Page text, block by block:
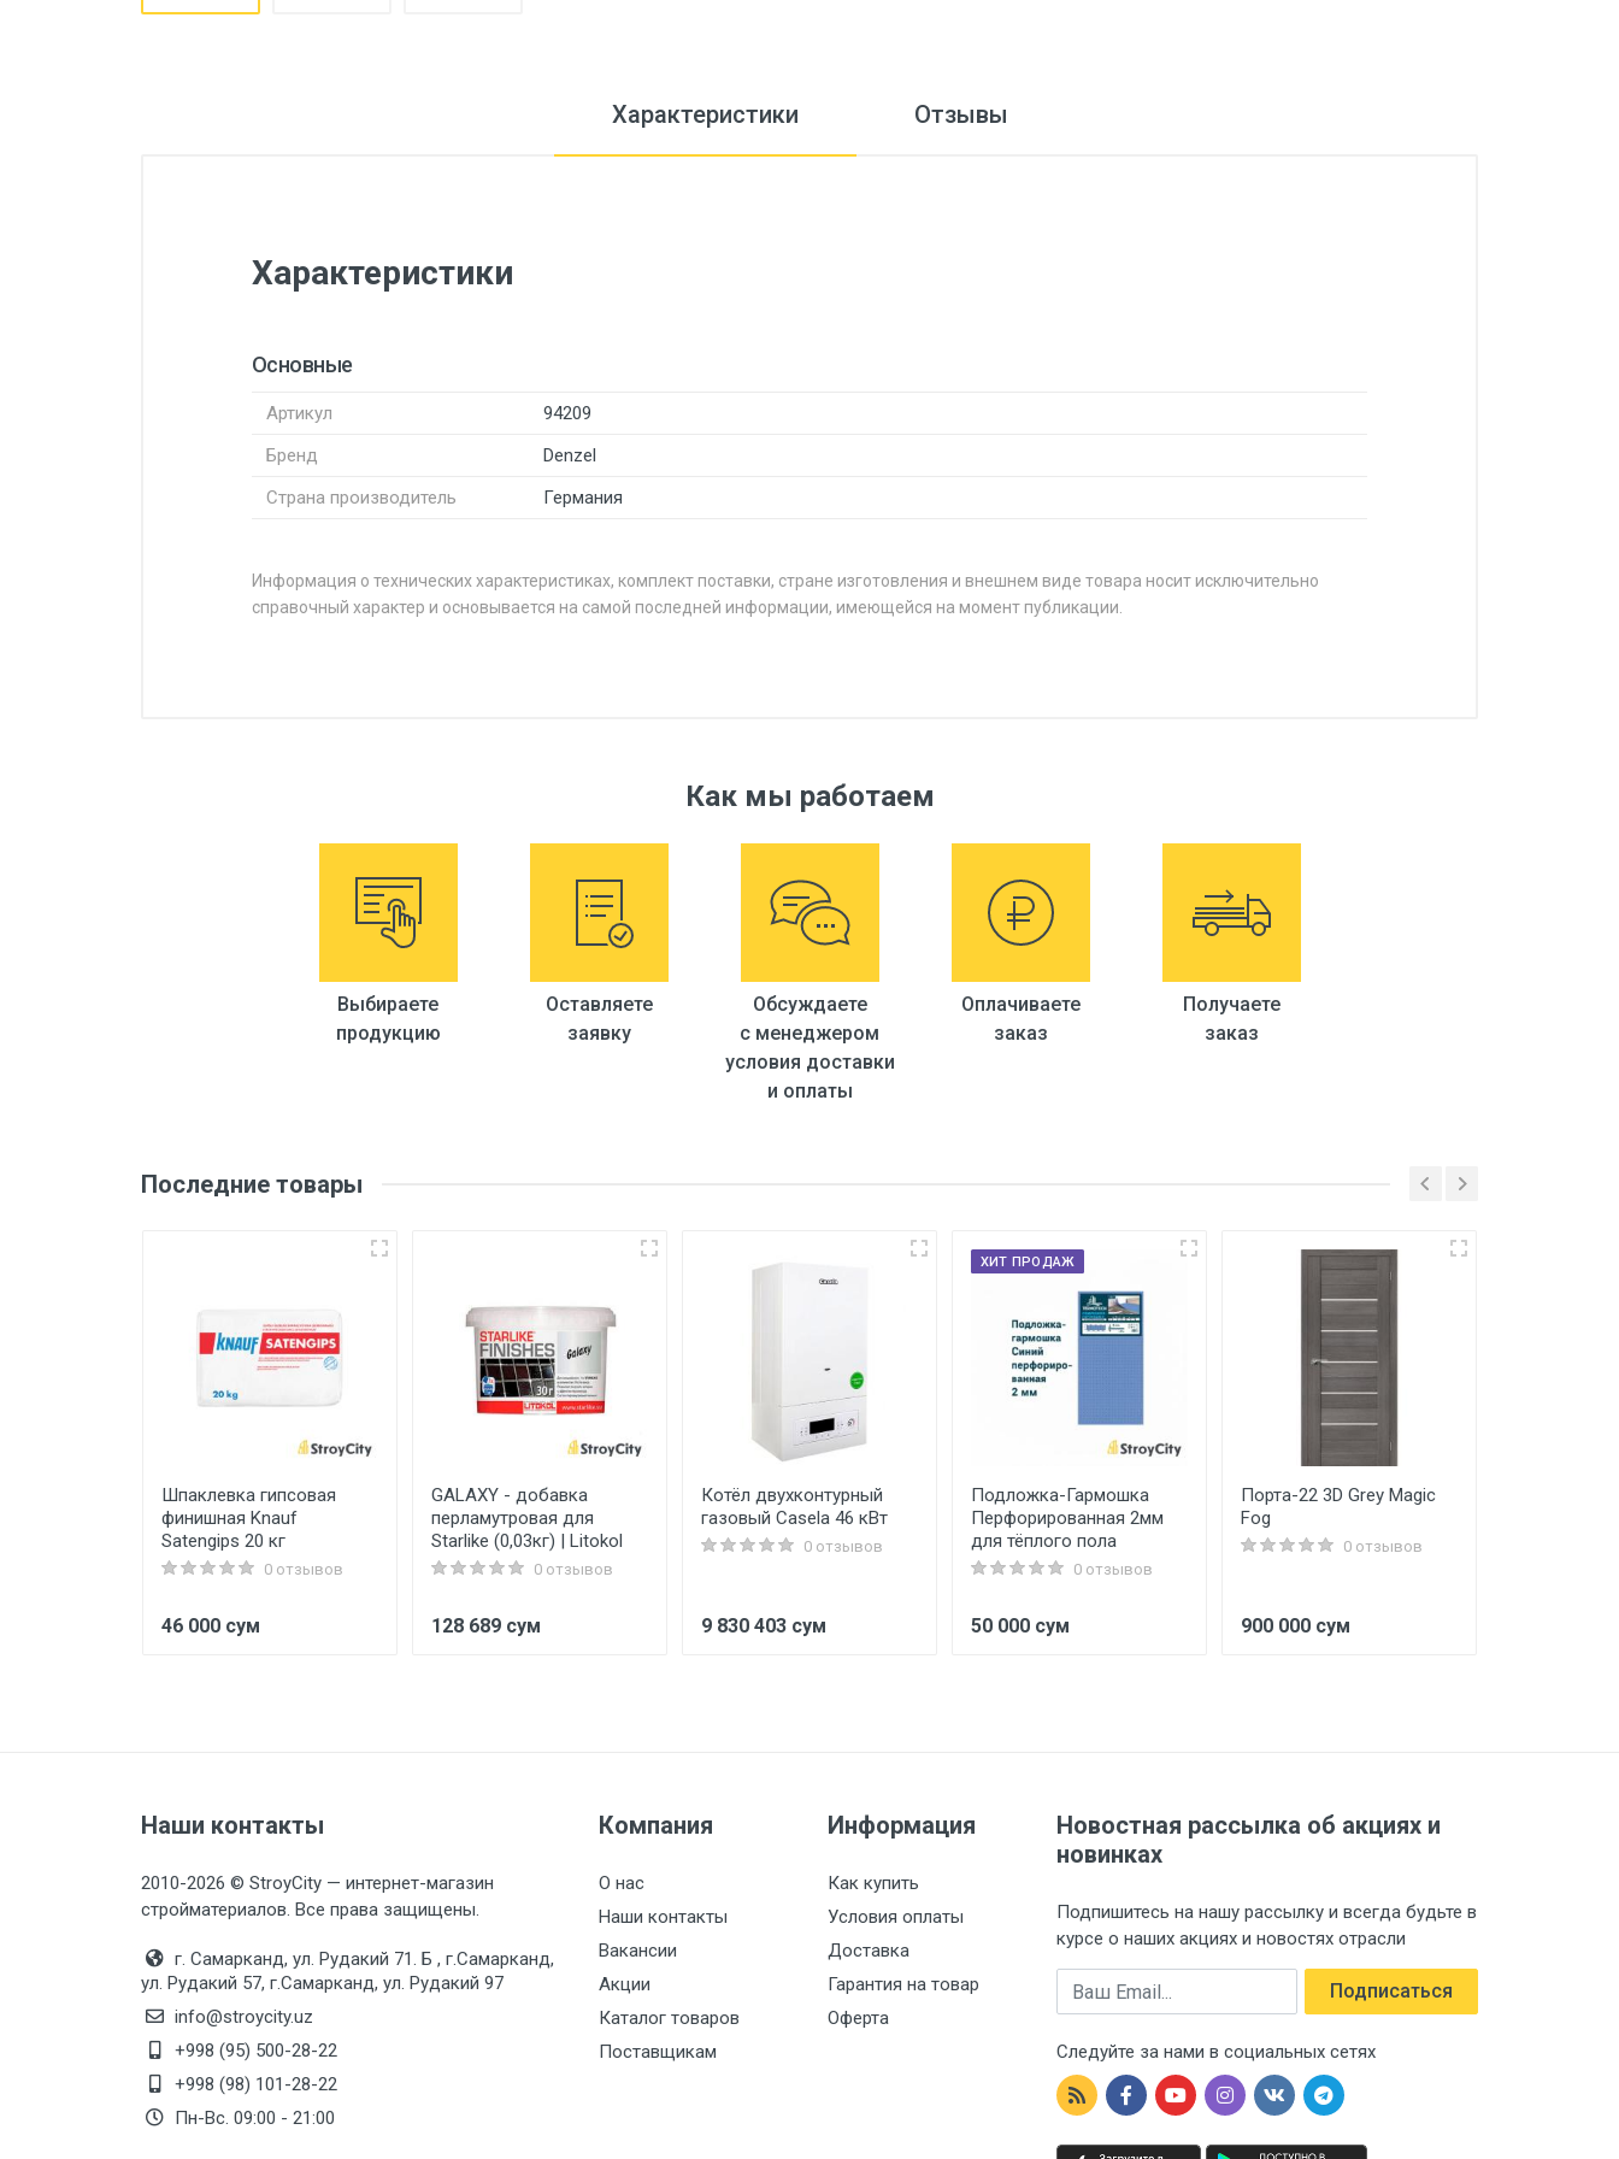
Характеристики Отзывы
Характеристики
Основные
Артикул
94209
Бренд
Denzel
Страна производитель
Германия
Информация о технических характеристиках, комплект поставки, стране изготовления и внешнем виде товара носит исключительно
справочный характер и основывается на самой последней информации, имеющейся на момент публикации.
Как мы работаем
Выбираете
продукцию
Оставляете
заявку
Обсуждаете
с менеджером
условия доставки
и оплаты
Оплачиваете
заказ
Получаете
заказ
Последние товары
Шпаклевка гипсовая
финишная Knauf
Satengips 20 кг
0 отзывов
46 000 сум
GALAXY - добавка
перламутровая для
Starlike (0,03кг) | Litokol
0 отзывов
128 689 сум
Котёл двухконтурный
газовый Casela 46 кВт
0 отзывов
9 830 403 сум
ХИТ ПРОДАЖ
Подложка-Гармошка
Перфорированная 2мм
для тёплого пола
0 отзывов
50 000 сум
Порта-22 3D Grey Magic
Fog
0 отзывов
900 000 сум
Наши контакты
2010-2026 © StroyCity — интернет-магазин
стройматериалов. Все права защищены.
г. Самарканд, ул. Рудакий 71. Б , г.Самарканд,
ул. Рудакий 57, г.Самарканд, ул. Рудакий 97
info@stroycity.uz
+998 (95) 500-28-22
+998 (98) 101-28-22
Пн-Вс. 09:00 - 21:00
Компания
О нас
Наши контакты
Вакансии
Акции
Каталог товаров
Поставщикам
Информация
Как купить
Условия оплаты
Доставка
Гарантия на товар
Оферта
Новостная рассылка об акциях и
новинках
Подпишитесь на нашу рассылку и всегда будьте в
курсе о наших акциях и новостях отрасли
Email Подписаться
Следуйте за нами в социальных сетях